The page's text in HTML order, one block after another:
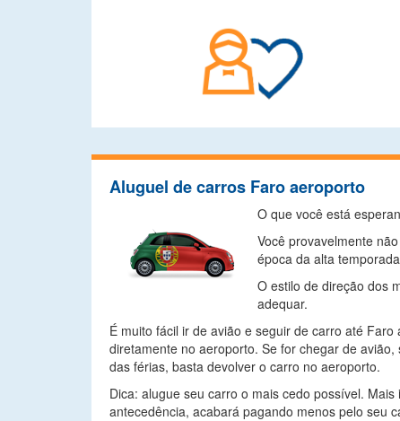
Aluguel de carros Faro aeroporto
O que você está
Você provavelmente
época da alta
O estilo de direção dos
adequar.
É muito fácil ir de avião e seguir de carro até
diretamente no aeroporto. Se for chegar de
das férias, basta devolver o carro no aeroporto.
Dica: alugue seu carro o mais cedo possível.
antecedência, acabará pagando menos pelo seu